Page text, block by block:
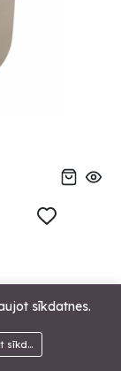
Grozs
sīkdatnes.
sīkdatnes